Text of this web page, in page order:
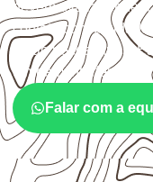
devem avaliar onde
contato com
serão necessários.
também interferem
Falar com a